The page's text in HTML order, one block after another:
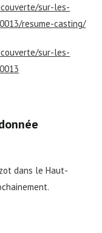
sur-les-
resume-casting/
sur-les-
dans le Haut-